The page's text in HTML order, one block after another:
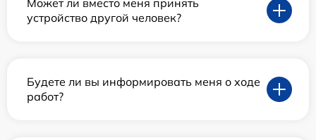
устройство другой человек?
Будете ли вы информировать меня о ходе
работ?